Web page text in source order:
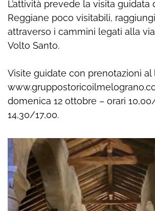
L’attività prevede la visita guidata
Reggiane poco visitabili,
attraverso i cammini legati alla
Volto Santo.
Visite guidate con prenotazioni al
domenica 12 ottobre – orari
14,30/17,00.